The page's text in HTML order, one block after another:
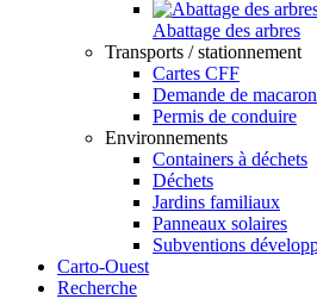
Abattage des arbres
Transports / stationnement
Cartes CFF
Demande de
Permis de conduire
Environnements
Containers à déchets
Déchets
Jardins familiaux
Panneaux solaires
Subventions
Carto-Ouest
Recherche